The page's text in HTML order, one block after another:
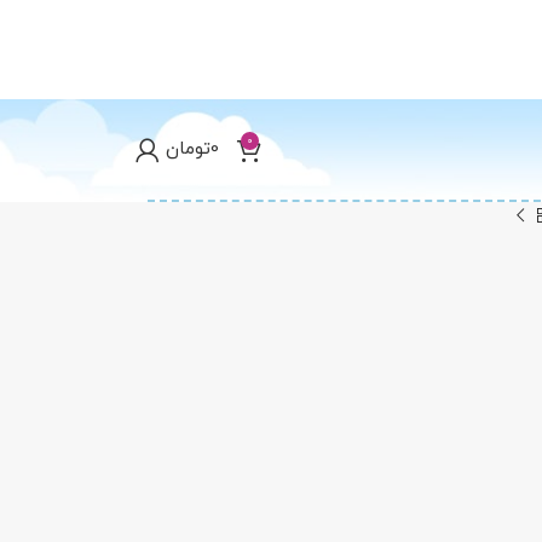
0
0تومان